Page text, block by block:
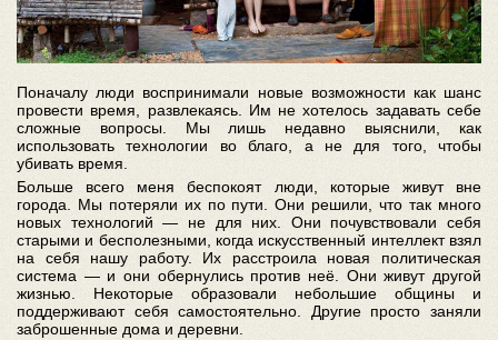
Поначалу люди воспринимали новые возможности как шанс
провести время, развлекаясь. Им не хотелось задавать себе
сложные вопросы. Мы лишь недавно выяснили, как
использовать технологии во благо, а не для того, чтобы
убивать время.
Больше всего меня беспокоят люди, которые живут вне
города. Мы потеряли их по пути. Они решили, что так много
новых технологий — не для них. Они почувствовали себя
старыми и бесполезными, когда искусственный интеллект взял
на себя нашу работу. Их расстроила новая политическая
система — и они обернулись против неё. Они живут другой
жизнью. Некоторые образовали небольшие общины и
поддерживают себя самостоятельно. Другие просто заняли
заброшенные дома и деревни.